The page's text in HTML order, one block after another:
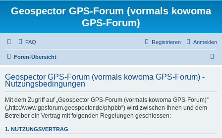
Geospector GPS-Forum (vormals kowoma
GPS-Forum)
FAQ Anmelden
Registrieren
Foren-Übersicht
h
Geospector GPS-Forum (vormals kowoma GPS-Forum) -
Nutzungsbedingungen
Mit dem Zugriff auf „Geospector GPS-Forum (vormals kowoma GPS-Forum)“
(„http://www.gpsforum.geospector.de/phpbb“) wird zwischen Ihnen und dem
Betreiber ein Vertrag mit folgenden Regelungen geschlossen:
1. NUTZUNGSVERTRAG